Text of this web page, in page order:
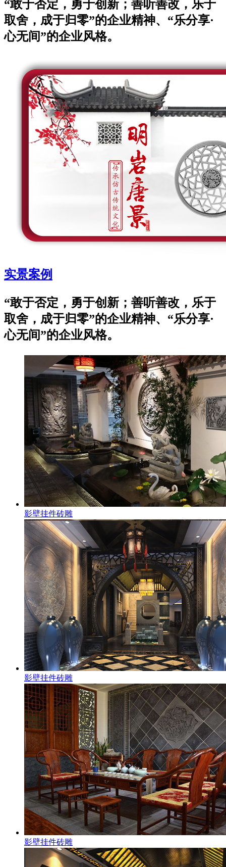
“敢于否定，勇于创新；善听善改，乐于
取舍，成于归零”的企业精神、“乐分享·
心无间”的企业风格。
实景案例
“敢于否定，勇于创新；善听善改，乐于
取舍，成于归零”的企业精神、“乐分享·
心无间”的企业风格。
影壁挂件砖雕
影壁挂件砖雕
影壁挂件砖雕